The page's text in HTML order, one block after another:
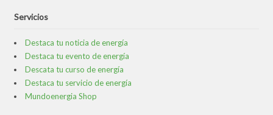
Servicios
Destaca tu noticia de energía
Destaca tu evento de energía
Descata tu curso de energía
Destaca tu servicio de energía
Mundoenergia Shop